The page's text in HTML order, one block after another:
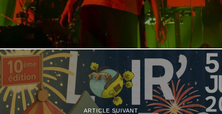
ARTICLE SUIVANT